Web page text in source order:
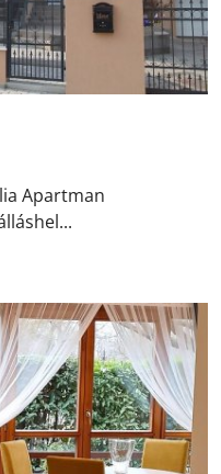
Apartman